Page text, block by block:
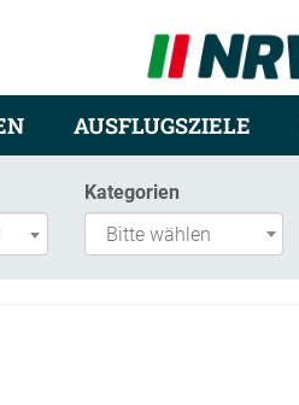
AUSFLUGSZIELE
Kategorien